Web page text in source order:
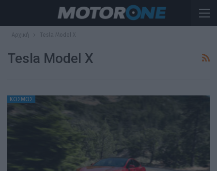
Αρχική Tesla Model X
Tesla Model X
ΚΟΣΜΟΣ